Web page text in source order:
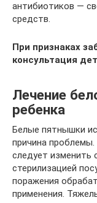
антибиотиков —
средств.
При признаках
консультация
Лечение
ребенка
Белые пятнышки
причина проблемы.
следует изменить
стерилизацией
поражения
применения.